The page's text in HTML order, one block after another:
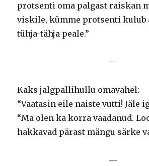
protsenti oma palgast raiskan
viskile, kümme protsenti kulub
tühja-tähja peale.”
—
Kaks jalgpallihullu omavahel:
“Vaatasin eile naiste vutti! Jäle
“Ma olen ka korra vaadanud.
hakkavad pärast mängu särke
—